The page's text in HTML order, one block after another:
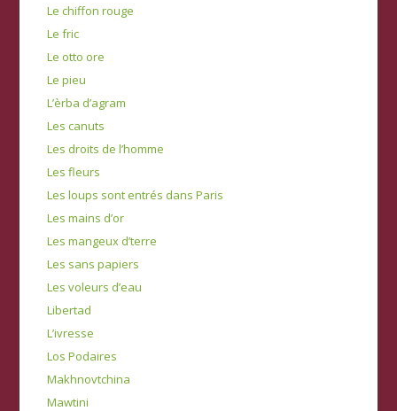
Le chiffon rouge
Le fric
Le otto ore
Le pieu
L’èrba d’agram
Les canuts
Les droits de l’homme
Les fleurs
Les loups sont entrés dans Paris
Les mains d’or
Les mangeux d’terre
Les sans papiers
Les voleurs d’eau
Libertad
L’ivresse
Los Podaires
Makhnovtchina
Mawtini